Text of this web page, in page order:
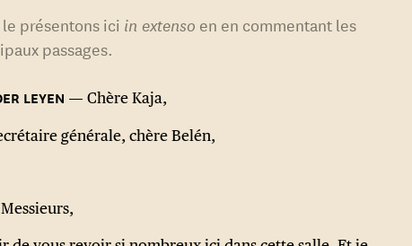
présentons ici in extenso en en commentant les
passages.
Chère Kaja,
générale, chère Belén,